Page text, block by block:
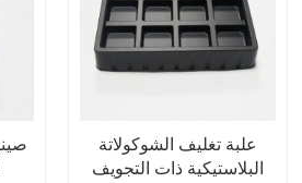
علبة تغليف الشوكولاتة
البلاستيكية ذات التجويف